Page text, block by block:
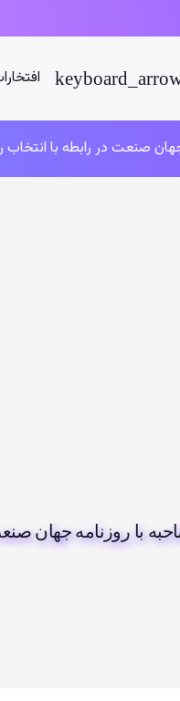
صنعت در رابطه با انتخاب
با روزنامه جهان